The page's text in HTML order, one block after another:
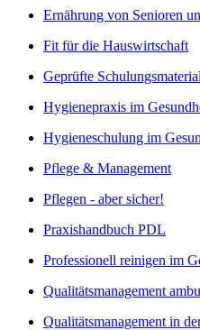
Ernährung von Senioren
Fit für die Hauswirtschaft
Geprüfte
Hygienepraxis im
Hygieneschulung im
Pflege & Management
Pflegen - aber sicher!
Praxishandbuch PDL
Professionell reinigen im
Qualitätsmanagement
Qualitätsmanagement in